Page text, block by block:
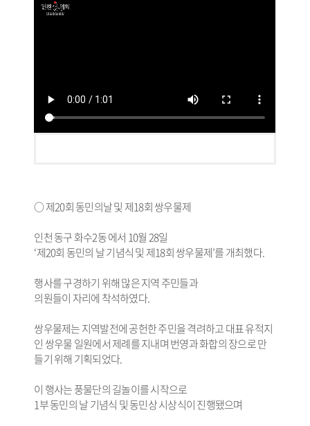
○ 제20회 동민의날 및 제18회 쌍우물제
인천 동구 화수2동 에서 10월 28일
‘제20회 동민의 날 기념식 및 제18회 쌍우물제’를 개최했다.
행사를 구경하기 위해 많은 지역 주민들과
의원들이 자리에 착석하였다.
쌍우물제는 지역발전에 공헌한 주민을 격려하고 대표 유적지
인 쌍우물 일원에서 제례를 지내며 번영과 화합의 장으로 만
들기 위해 기획되었다.
이 행사는 풍물단의 길놀이를 시작으로
1부 동민의 날 기념식 및 동민상 시상식이 진행됐으며